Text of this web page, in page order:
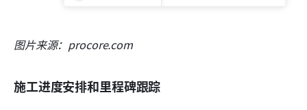
图片来源：procore.com
施工进度安排和里程碑跟踪